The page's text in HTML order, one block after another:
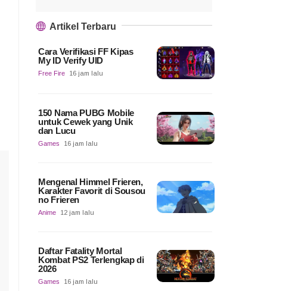
Artikel Terbaru
Cara Verifikasi FF Kipas
My ID Verify UID
Free Fire 16 jam lalu
150 Nama PUBG Mobile
untuk Cewek yang Unik
dan Lucu
Games 16 jam lalu
Mengenal Himmel Frieren,
Karakter Favorit di Sousou
no Frieren
Anime 12 jam lalu
Daftar Fatality Mortal
Kombat PS2 Terlengkap di
2026
Games 16 jam lalu